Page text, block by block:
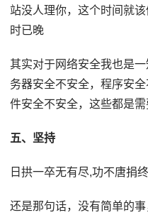
站没人理你，这个时间就
时已晚
其实对于网络安全我也是
务器安全不安全，程序安
件安全不安全，这些都是
五、坚持
日拱一卒无有尽,功不唐捐
还是那句话，没有简单的